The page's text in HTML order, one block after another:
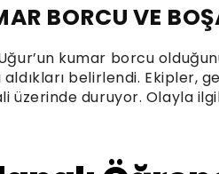
BORCU VE
kumar borcu
aldıkları belirlendi. Ekipler,
üzerinde duruyor. Olayla